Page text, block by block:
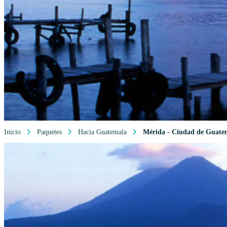
Inicio Paquetes Hacia Guatemala Mérida - Ciudad de